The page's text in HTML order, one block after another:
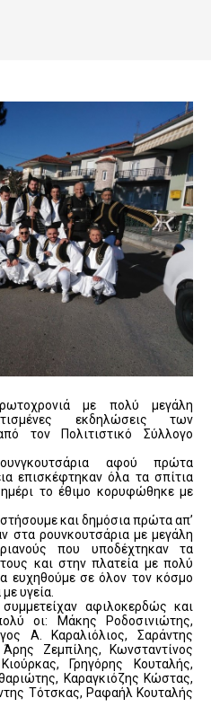
με πολύ μεγάλη
εκδηλώσεις των
τον Πολιτιστικό Σύλλογο
αφού πρώτα
επισκέφτηκαν όλα τα σπίτια
το έθιμο κορυφώθηκε με
και δημόσια πρώτα απ’
στα ρουνκουτσάρια με μεγάλη
που υποδέχτηκαν τα
και στην πλατεία με πολύ
ευχηθούμε σε όλον τον κόσμο
υγεία.
αφιλοκερδώς και
οι: Μάκης Ροδοσινιώτης,
Α. Καραλιόλιος, Σαράντης
Ζεμπίλης, Κωνσταντίνος
Γρηγόρης Κουταλής,
Καραγκιόζης Κώστας,
Τότσκας, Ραφαήλ Κουταλής